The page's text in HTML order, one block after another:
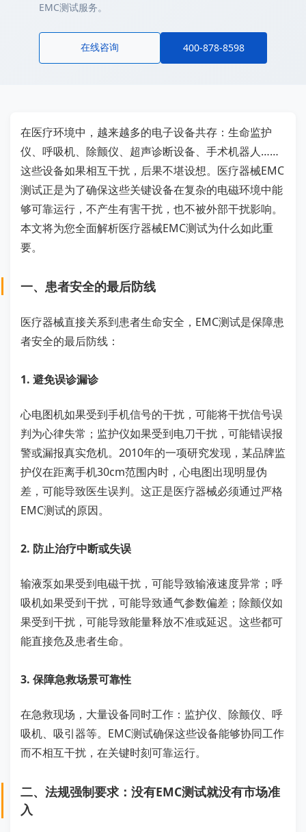
EMC测试服务。
在线咨询 400-878-8598
在医疗环境中，越来越多的电子设备共存：生命监护
仪、呼吸机、除颤仪、超声诊断设备、手术机器人……
这些设备如果相互干扰，后果不堪设想。医疗器械EMC
测试正是为了确保这些关键设备在复杂的电磁环境中能
够可靠运行，不产生有害干扰，也不被外部干扰影响。
本文将为您全面解析医疗器械EMC测试为什么如此重
要。
一、患者安全的最后防线
医疗器械直接关系到患者生命安全，EMC测试是保障患
者安全的最后防线：
1. 避免误诊漏诊
心电图机如果受到手机信号的干扰，可能将干扰信号误
判为心律失常；监护仪如果受到电刀干扰，可能错误报
警或漏报真实危机。2010年的一项研究发现，某品牌监
护仪在距离手机30cm范围内时，心电图出现明显伪
差，可能导致医生误判。这正是医疗器械必须通过严格
EMC测试的原因。
2. 防止治疗中断或失误
输液泵如果受到电磁干扰，可能导致输液速度异常；呼
吸机如果受到干扰，可能导致通气参数偏差；除颤仪如
果受到干扰，可能导致能量释放不准或延迟。这些都可
能直接危及患者生命。
3. 保障急救场景可靠性
在急救现场，大量设备同时工作：监护仪、除颤仪、呼
吸机、吸引器等。EMC测试确保这些设备能够协同工作
而不相互干扰，在关键时刻可靠运行。
二、法规强制要求：没有EMC测试就没有市场准
入